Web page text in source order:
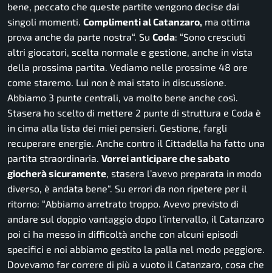
bene, peccato che queste partite vengono decise dai
singoli momenti. Complimenti al Catanzaro, ma ottima
prova anche da parte nostra“. Su Coda: “Sono cresciuti
altri giocatori, scelta normale e gestione, anche in vista
della prossima partita. Vediamo nelle prossime 48 ore
come staremo. Lui non è mai stato in discussione.
Abbiamo 3 punte centrali, va molto bene anche così.
Stasera ho scelto di mettere 2 punte di struttura e Coda è
in cima alla lista dei miei pensieri. Gestione, fargli
recuperare energie. Anche contro il Cittadella ha fatto una
partita straordinaria. Vorrei anticipare che sabato
giocherà sicuramente, stasera l’avevo preparata in modo
diverso, è andata bene“. Su errori da non ripetere per il
ritorno: “Abbiamo arretrato troppo. Avevo previsto di
andare sul doppio vantaggio dopo l’intervallo, il Catanzaro
poi ci ha messo in difficoltà anche con alcuni episodi
specifici e noi abbiamo gestito la palla nel modo peggiore.
Dovevamo far correre di più a vuoto il Catanzaro, cosa che